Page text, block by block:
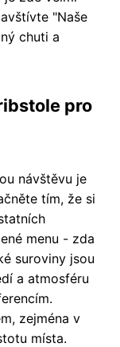
"Naše
chuti a
pro
návštěvu je
tím, že si
menu - zda
suroviny jsou
a atmosféru
zejména v
místa.